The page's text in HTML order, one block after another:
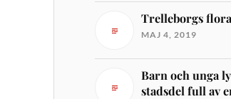
Trelleborgs
MAJ 4, 2019
Barn och unga
stadsdel full av